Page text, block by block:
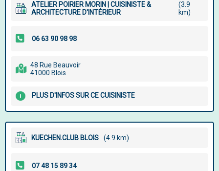
ATELIER POIRIER MORIN | CUISINISTE &
ARCHITECTURE D'INTÉRIEUR
(3.9
km)
48 Rue Beauvoir
41000 Blois
PLUS D'INFOS SUR CE CUISINISTE
KUECHEN.CLUB BLOIS (4.9 km)